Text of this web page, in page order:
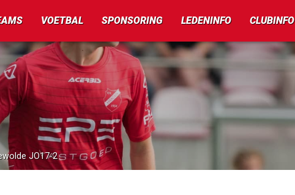
VOETBAL SPONSORING LEDENINFO CLUBINFO
JO17-2